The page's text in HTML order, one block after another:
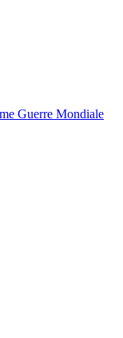
Guerre Mondiale